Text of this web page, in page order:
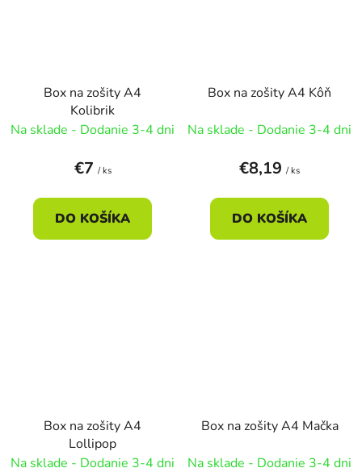
Box na zošity A4
Kolibrik
Na sklade - Dodanie 3-4 dni
€7 / ks
DO KOŠÍKA
Box na zošity A4 Kôň
Na sklade - Dodanie 3-4 dni
€8,19 / ks
DO KOŠÍKA
Box na zošity A4
Lollipop
Na sklade - Dodanie 3-4 dni
Box na zošity A4 Mačka
Na sklade - Dodanie 3-4 dni